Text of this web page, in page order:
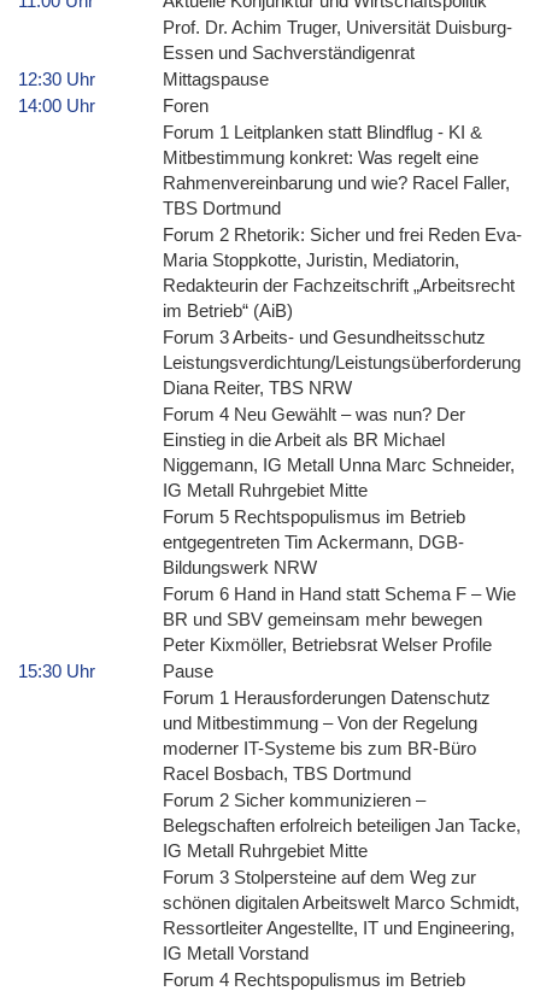
Prof. Dr. Achim Truger, Universität Duisburg-
Essen und Sachverständigenrat
12:30 Uhr
Mittagspause
14:00 Uhr
Foren
Forum 1 Leitplanken statt Blindflug - KI &
Mitbestimmung konkret: Was regelt eine
Rahmenvereinbarung und wie? Racel Faller,
TBS Dortmund
Forum 2 Rhetorik: Sicher und frei Reden Eva-
Maria Stoppkotte, Juristin, Mediatorin,
Redakteurin der Fachzeitschrift „Arbeitsrecht
im Betrieb“ (AiB)
Forum 3 Arbeits- und Gesundheitsschutz
Leistungsverdichtung/Leistungsüberforderung
Diana Reiter, TBS NRW
Forum 4 Neu Gewählt – was nun? Der
Einstieg in die Arbeit als BR Michael
Niggemann, IG Metall Unna Marc Schneider,
IG Metall Ruhrgebiet Mitte
Forum 5 Rechtspopulismus im Betrieb
entgegentreten Tim Ackermann, DGB-
Bildungswerk NRW
Forum 6 Hand in Hand statt Schema F – Wie
BR und SBV gemeinsam mehr bewegen
Peter Kixmöller, Betriebsrat Welser Profile
15:30 Uhr
Pause
Forum 1 Herausforderungen Datenschutz
und Mitbestimmung – Von der Regelung
moderner IT-Systeme bis zum BR-Büro
Racel Bosbach, TBS Dortmund
Forum 2 Sicher kommunizieren –
Belegschaften erfolreich beteiligen Jan Tacke,
IG Metall Ruhrgebiet Mitte
Forum 3 Stolpersteine auf dem Weg zur
schönen digitalen Arbeitswelt Marco Schmidt,
Ressortleiter Angestellte, IT und Engineering,
IG Metall Vorstand
Forum 4 Rechtspopulismus im Betrieb